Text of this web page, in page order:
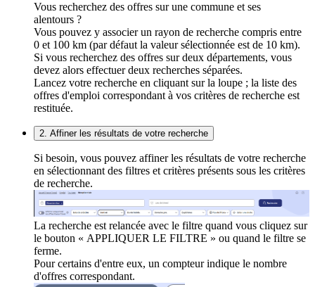
Vous recherchez des offres sur une commune et ses
alentours ?
Vous pouvez y associer un rayon de recherche compris entre
0 et 100 km (par défaut la valeur sélectionnée est de 10 km).
Si vous recherchez des offres sur deux départements, vous
devez alors effectuer deux recherches séparées.
Lancez votre recherche en cliquant sur la loupe ; la liste des
offres d'emploi correspondant à vos critères de recherche est
restituée.
2. Affiner les résultats de votre recherche
Si besoin, vous pouvez affiner les résultats de votre recherche
en sélectionnant des filtres et critères présents sous les critères
de recherche.
La recherche est relancée avec le filtre quand vous cliquez sur
le bouton « APPLIQUER LE FILTRE » ou quand le filtre se
ferme.
Pour certains d'entre eux, un compteur indique le nombre
d'offres correspondant.